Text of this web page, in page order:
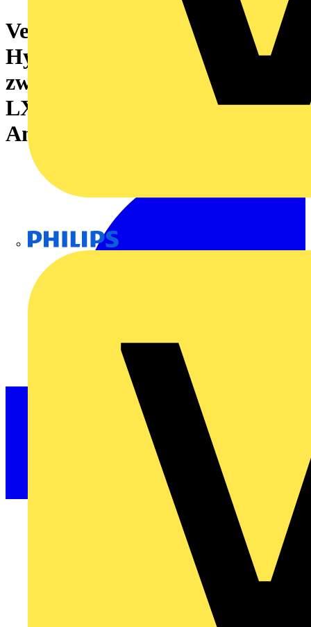
Verlängerung für OMC-
Hybridkabel VW3ED132R
zwischen SH3-Servo und
LXM62, 1,5mm², beidseitiger
Anschluss mit M17, 10m